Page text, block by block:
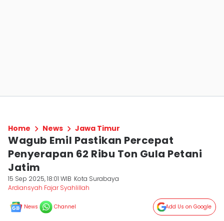
Home News Jawa Timur
Wagub Emil Pastikan Percepat
Penyerapan 62 Ribu Ton Gula Petani
Jatim
15 Sep 2025, 18:01 WIB Kota Surabaya
Ardiansyah Fajar Syahlillah
News Channel Add Us on Google